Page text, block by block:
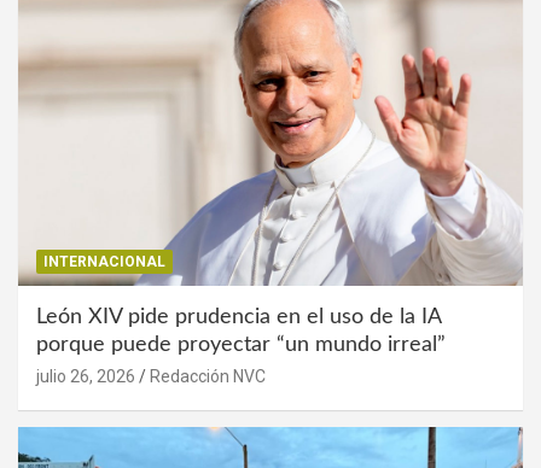
INTERNACIONAL
León XIV pide prudencia en el uso de la IA
porque puede proyectar “un mundo irreal”
julio 26, 2026 Redacción NVC